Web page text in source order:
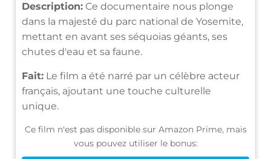
Description: Ce documentaire nous plonge
dans la majesté du parc national de Yosemite,
mettant en avant ses séquoias géants, ses
chutes d'eau et sa faune.
Fait: Le film a été narré par un célèbre acteur
français, ajoutant une touche culturelle
unique.
Ce film n'est pas disponible sur Amazon Prime, mais
vous pouvez utiliser le bonus: